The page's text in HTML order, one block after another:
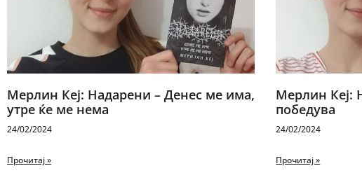
Мерлин Кеј: Надарени – Денес ме има,
утре ќе ме нема
24/02/2024
Прочитај »
Мерлин Кеј:
победува
24/02/2024
Прочитај »